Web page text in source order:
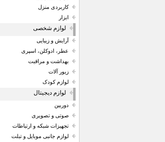
کاربردی منزل
ابزار
لوازم شخصی
آرایش و زیبایی
عطر، ادوکلن، اسپری
بهداشت و مراقبت
زیور آلات
لوازم کودک
لوازم دیجیتال
دوربین
صوتی و تصویری
تجهیزات شبکه و ارتباطات
لوازم جانبی موبایل و تبلت